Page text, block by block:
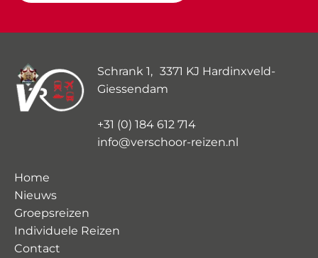
Schrank 1, 3371 KJ Hardinxveld-
Giessendam
+31 (0) 184 612 714
info@verschoor-reizen.nl
Home
Nieuws
Groepsreizen
Individuele Reizen
Contact